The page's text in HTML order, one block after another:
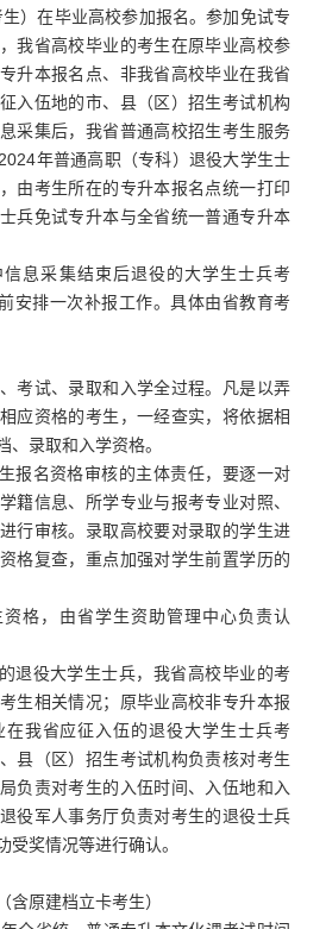
）在毕业高校参加报名。参加免试专
我省高校毕业的考生在原毕业高校参
升本报名点、非我省高校毕业在我省
入伍地的市、县（区）招生考试机构
采集后，我省普通高校招生考生服务
年普通高职（专科）退役大学生士
由考生所在的专升本报名点统一打印
兵免试专升本与全省统一普通专升本
采集结束后退役的大学生士兵考
安排一次补报工作。具体由省教育考
试、录取和入学全过程。凡是以弄
应资格的考生，一经查实，将依据相
、录取和入学资格。
名资格审核的主体责任，要逐一对
籍信息、所学专业与报考专业对照、
行审核。录取高校要对录取的学生进
格复查，重点加强对学生前置学历的
，由省学生资助管理中心负责认
役大学生士兵，我省高校毕业的考
生相关情况；原毕业高校非专升本报
我省应征入伍的退役大学生士兵考
县（区）招生考试机构负责核对考生
负责对考生的入伍时间、入伍地和入
役军人事务厅负责对考生的退役士兵
受奖情况等进行确认。
原建档立卡考生）